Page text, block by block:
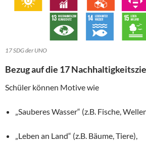
17 SDG der UNO
Bezug auf die 17
Schüler können Motive wie
„Sauberes Wasser“ (z.B. Fische,
„Leben an Land“ (z.B. Bäume, Tiere),